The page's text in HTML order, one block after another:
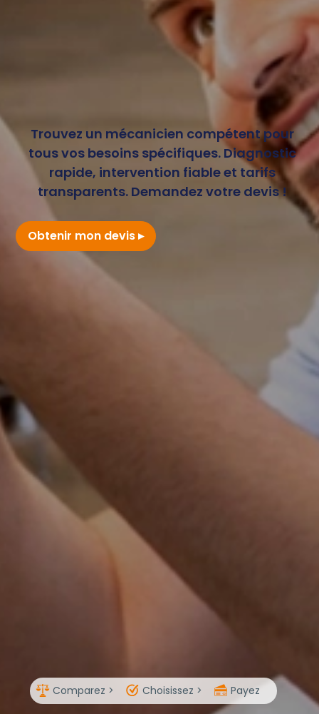
Trouvez un mécanicien compétent pour
tous vos besoins spécifiques. Diagnostic
rapide, intervention fiable et tarifs
transparents. Demandez votre devis !
Obtenir mon devis
Comparez > Choisissez > Payez